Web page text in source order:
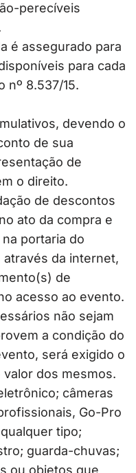
perecíveis
é assegurado para
para cada
nº 8.537/15.
devendo o
de sua
de
o direito.
de descontos
ato da compra e
portaria do
da internet,
de
acesso ao evento.
não sejam
a condição do
será exigido o
dos mesmos.
câmeras
Go-Pro
tipo;
guarda-chuvas;
ou objetos que